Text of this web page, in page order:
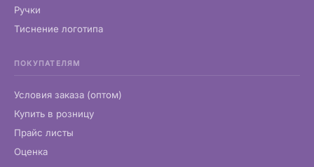
Ручки
Тиснение логотипа
ПОКУПАТЕЛЯМ
Условия заказа (оптом)
Купить в розницу
Прайс листы
Оценка